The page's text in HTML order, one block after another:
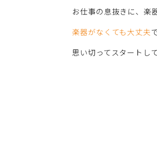
お仕事の息抜きに、楽
楽器がなくても大丈夫
思い切ってスタートし